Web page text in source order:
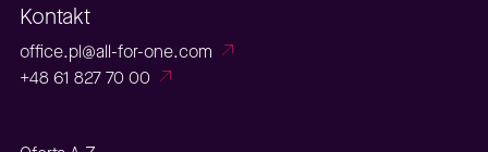
Kontakt
office.pl@all-for-one.com
+48 61 827 70 00